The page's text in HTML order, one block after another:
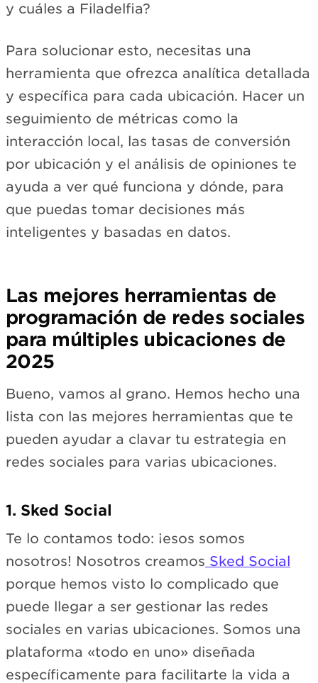
y cuáles a Filadelfia?
Para solucionar esto, necesitas una
herramienta que ofrezca analítica detallada
y específica para cada ubicación. Hacer un
seguimiento de métricas como la
interacción local, las tasas de conversión
por ubicación y el análisis de opiniones te
ayuda a ver qué funciona y dónde, para
que puedas tomar decisiones más
inteligentes y basadas en datos.
Las mejores herramientas de
programación de redes sociales
para múltiples ubicaciones de
2025
Bueno, vamos al grano. Hemos hecho una
lista con las mejores herramientas que te
pueden ayudar a clavar tu estrategia en
redes sociales para varias ubicaciones.
1. Sked Social
Te lo contamos todo: ¡esos somos
nosotros! Nosotros creamos Sked Social
porque hemos visto lo complicado que
puede llegar a ser gestionar las redes
sociales en varias ubicaciones. Somos una
plataforma «todo en uno» diseñada
específicamente para facilitarte la vida a